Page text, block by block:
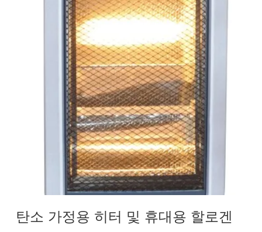
탄소 가정용 히터 및 휴대용 할로겐